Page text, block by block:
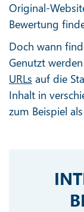
Original-
Bewertung
Doch wann
Genutzt
URLs auf die
Inhalt in
zum Beispiel